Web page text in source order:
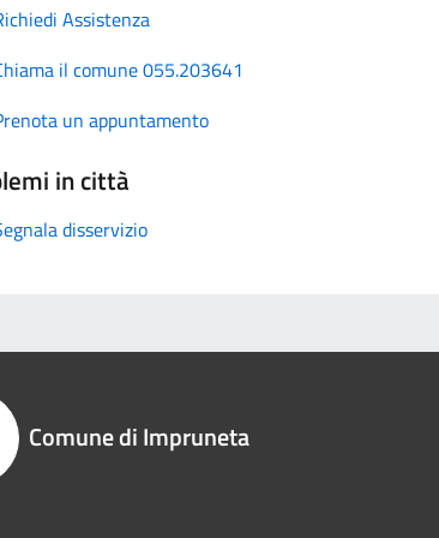
Assistenza
il comune 055.203641
un appuntamento
in città
disservizio
Comune di Impruneta